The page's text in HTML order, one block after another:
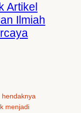
Artikel
Ilmiah
menjadi